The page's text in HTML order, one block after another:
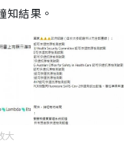
知結果。
大